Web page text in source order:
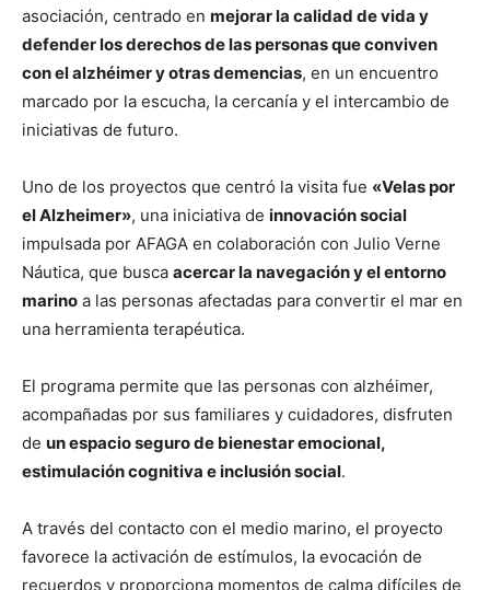
asociación, centrado en mejorar la calidad de vida y
defender los derechos de las personas que conviven
con el alzhéimer y otras demencias, en un encuentro
marcado por la escucha, la cercanía y el intercambio de
iniciativas de futuro.
Uno de los proyectos que centró la visita fue «Velas por
el Alzheimer», una iniciativa de innovación social
impulsada por AFAGA en colaboración con Julio Verne
Náutica, que busca acercar la navegación y el entorno
marino a las personas afectadas para convertir el mar en
una herramienta terapéutica.
El programa permite que las personas con alzhéimer,
acompañadas por sus familiares y cuidadores, disfruten
de un espacio seguro de bienestar emocional,
estimulación cognitiva e inclusión social.
A través del contacto con el medio marino, el proyecto
favorece la activación de estímulos, la evocación de
recuerdos y proporciona momentos de calma difíciles de